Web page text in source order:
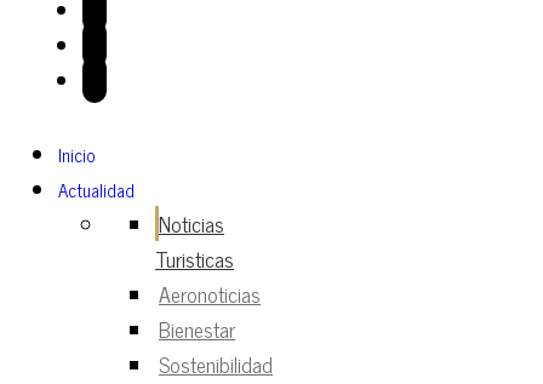
Inicio
Actualidad
Noticias
Turisticas
Aeronoticias
Bienestar
Sostenibilidad